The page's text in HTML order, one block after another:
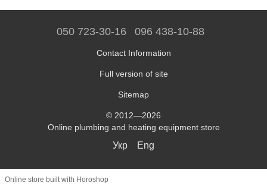
050 723-30-16 096 438-10-88
Contact Information
Full version of site
Sitemap
© 2012—2026
Online plumbing and heating equipment store
Укр Eng
Online store built with Horoshop